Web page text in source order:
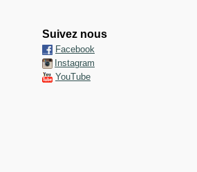
Suivez nous
Facebook
Instagram
YouTube